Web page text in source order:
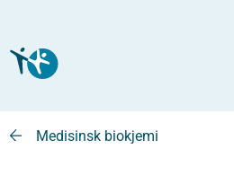
Medisinsk biokjemi